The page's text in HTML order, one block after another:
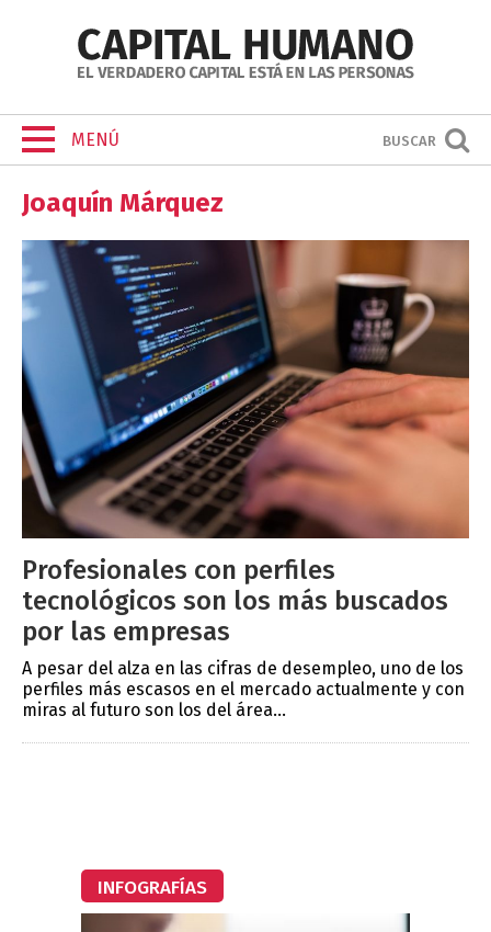
MENÚ BUSCAR
Joaquín Márquez
Profesionales con perfiles
tecnológicos son los más buscados
por las empresas
A pesar del alza en las cifras de desempleo, uno de los
perfiles más escasos en el mercado actualmente y con
miras al futuro son los del área...
INFOGRAFÍAS